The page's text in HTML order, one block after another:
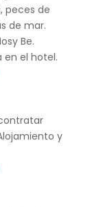
peces de
de mar.
Be.
en el hotel.
y